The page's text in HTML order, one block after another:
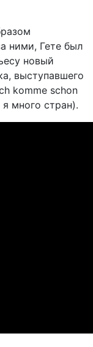
ними, Гете был
новый
выступавшего
komme schon
много стран).